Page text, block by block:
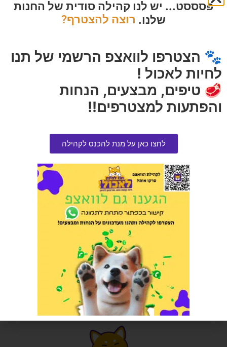
הרוויחו 0 נקודות ⭐
₪85.00
בחר אפשרויות
פופוס בובה אבוקדו חטיפים לכלב
₪
הוספה לסל
צעצוע גומי קשיח בצורת קוביה
הרוויחו 1.75 נקודות ⭐
35.00
אזל המלאי
פסססט... יש לנו קהילה סודית של החנות
שלנו. רוצה להצטרף?
🐾 הצטרפו לוואצפ הרשמי של תנו
לחיות לאכול !
🥩 טיפים, מבצעים, הנחות
והפתעות למצטרפים!!
לחצו כאן על מנת להכנס לקהילה